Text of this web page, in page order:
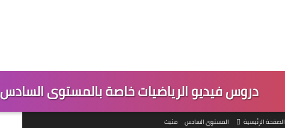
دروس فيديو الرياضيات خاصة بالمستوى السادس
الصفحة الرئيسية المستوى السادس مثبت